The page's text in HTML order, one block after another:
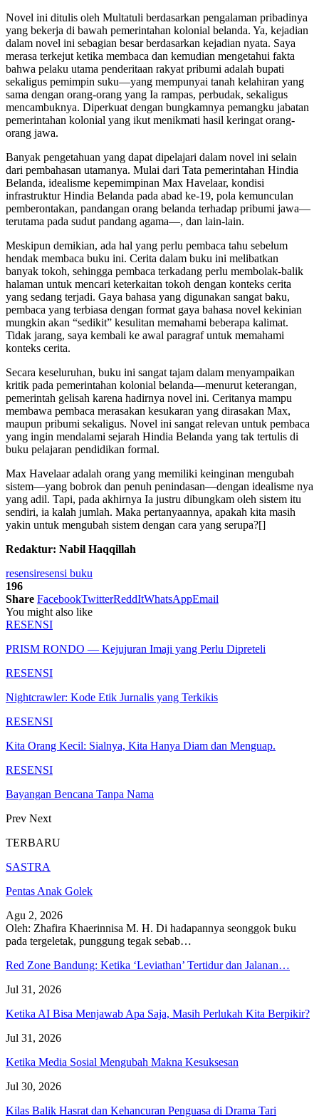
Novel ini ditulis oleh Multatuli berdasarkan pengalaman pribadinya
yang bekerja di bawah pemerintahan kolonial belanda. Ya, kejadian
dalam novel ini sebagian besar berdasarkan kejadian nyata. Saya
merasa terkejut ketika membaca dan kemudian mengetahui fakta
bahwa pelaku utama penderitaan rakyat pribumi adalah bupati
sekaligus pemimpin suku—yang mempunyai tanah kelahiran yang
sama dengan orang-orang yang Ia rampas, perbudak, sekaligus
mencambuknya. Diperkuat dengan bungkamnya pemangku jabatan
pemerintahan kolonial yang ikut menikmati hasil keringat orang-
orang jawa.
Banyak pengetahuan yang dapat dipelajari dalam novel ini selain
dari pembahasan utamanya. Mulai dari Tata pemerintahan Hindia
Belanda, idealisme kepemimpinan Max Havelaar, kondisi
infrastruktur Hindia Belanda pada abad ke-19, pola kemunculan
pemberontakan, pandangan orang belanda terhadap pribumi jawa—
terutama pada sudut pandang agama—, dan lain-lain.
Meskipun demikian, ada hal yang perlu pembaca tahu sebelum
hendak membaca buku ini. Cerita dalam buku ini melibatkan
banyak tokoh, sehingga pembaca terkadang perlu membolak-balik
halaman untuk mencari keterkaitan tokoh dengan konteks cerita
yang sedang terjadi. Gaya bahasa yang digunakan sangat baku,
pembaca yang terbiasa dengan format gaya bahasa novel kekinian
mungkin akan “sedikit” kesulitan memahami beberapa kalimat.
Tidak jarang, saya kembali ke awal paragraf untuk memahami
konteks cerita.
Secara keseluruhan, buku ini sangat tajam dalam menyampaikan
kritik pada pemerintahan kolonial belanda—menurut keterangan,
pemerintah gelisah karena hadirnya novel ini. Ceritanya mampu
membawa pembaca merasakan kesukaran yang dirasakan Max,
maupun pribumi sekaligus. Novel ini sangat relevan untuk pembaca
yang ingin mendalami sejarah Hindia Belanda yang tak tertulis di
buku pelajaran pendidikan formal.
Max Havelaar adalah orang yang memiliki keinginan mengubah
sistem—yang bobrok dan penuh penindasan—dengan idealisme nya
yang adil. Tapi, pada akhirnya Ia justru dibungkam oleh sistem itu
sendiri, ia kalah jumlah. Maka pertanyaannya, apakah kita masih
yakin untuk mengubah sistem dengan cara yang serupa?[]
Redaktur: Nabil Haqqillah
resensiresensi buku
196
Share FacebookTwitterReddItWhatsAppEmail
You might also like
RESENSI
PRISM RONDO — Kejujuran Imaji yang Perlu Dipreteli
RESENSI
Nightcrawler: Kode Etik Jurnalis yang Terkikis
RESENSI
Kita Orang Kecil: Sialnya, Kita Hanya Diam dan Menguap.
RESENSI
Bayangan Bencana Tanpa Nama
Prev Next
TERBARU
SASTRA
Pentas Anak Golek
Agu 2, 2026
Oleh: Zhafira Khaerinnisa M. H. Di hadapannya seonggok buku
pada tergeletak, punggung tegak sebab…
Red Zone Bandung: Ketika ‘Leviathan’ Tertidur dan Jalanan…
Jul 31, 2026
Ketika AI Bisa Menjawab Apa Saja, Masih Perlukah Kita Berpikir?
Jul 31, 2026
Ketika Media Sosial Mengubah Makna Kesuksesan
Jul 30, 2026
Kilas Balik Hasrat dan Kehancuran Penguasa di Drama Tari